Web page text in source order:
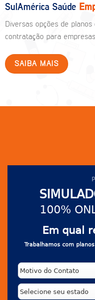
SulAmérica Saúde
Diversas opções de
contratação para
SAIBA MAIS